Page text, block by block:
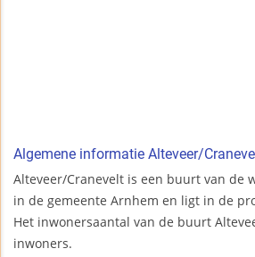
Algemene informatie Alteveer/
Alteveer/Cranevelt is een buurt van de
in de gemeente Arnhem en ligt in de
Het inwonersaantal van de buurt
inwoners.